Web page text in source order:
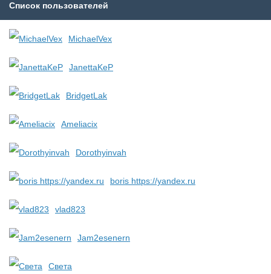
Список пользователей
MichaelVex
JanettaKeP
BridgetLak
Ameliacix
Dorothyinvah
boris https://yandex.ru
vlad823
Jam2esenern
Света